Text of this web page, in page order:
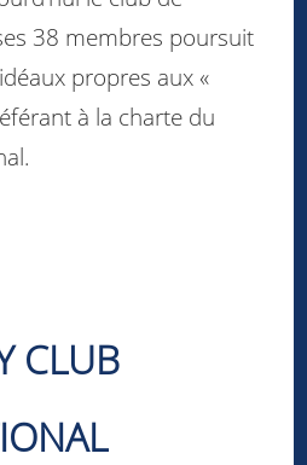
38 membres poursuit
propres aux «
à la charte du
CLUB